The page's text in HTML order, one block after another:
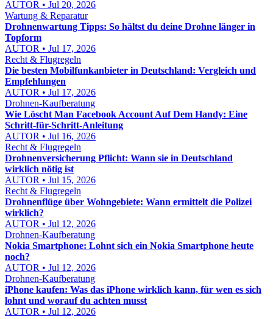
AUTOR • Jul 20, 2026
Wartung & Reparatur
Drohnenwartung Tipps: So hältst du deine Drohne länger in
Topform
AUTOR • Jul 17, 2026
Recht & Flugregeln
Die besten Mobilfunkanbieter in Deutschland: Vergleich und
Empfehlungen
AUTOR • Jul 17, 2026
Drohnen-Kaufberatung
Wie Löscht Man Facebook Account Auf Dem Handy: Eine
Schritt-für-Schritt-Anleitung
AUTOR • Jul 16, 2026
Recht & Flugregeln
Drohnenversicherung Pflicht: Wann sie in Deutschland
wirklich nötig ist
AUTOR • Jul 15, 2026
Recht & Flugregeln
Drohnenflüge über Wohngebiete: Wann ermittelt die Polizei
wirklich?
AUTOR • Jul 12, 2026
Drohnen-Kaufberatung
Nokia Smartphone: Lohnt sich ein Nokia Smartphone heute
noch?
AUTOR • Jul 12, 2026
Drohnen-Kaufberatung
iPhone kaufen: Was das iPhone wirklich kann, für wen es sich
lohnt und worauf du achten musst
AUTOR • Jul 12, 2026